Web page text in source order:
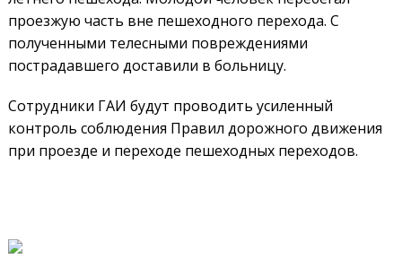
проезжую часть вне пешеходного перехода. С
полученными телесными повреждениями
пострадавшего доставили в больницу.
Сотрудники ГАИ будут проводить усиленный
контроль соблюдения Правил дорожного движения
при проезде и переходе пешеходных переходов.